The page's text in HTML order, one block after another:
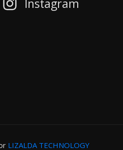
Instagram
LIZALDA TECHNOLOGY